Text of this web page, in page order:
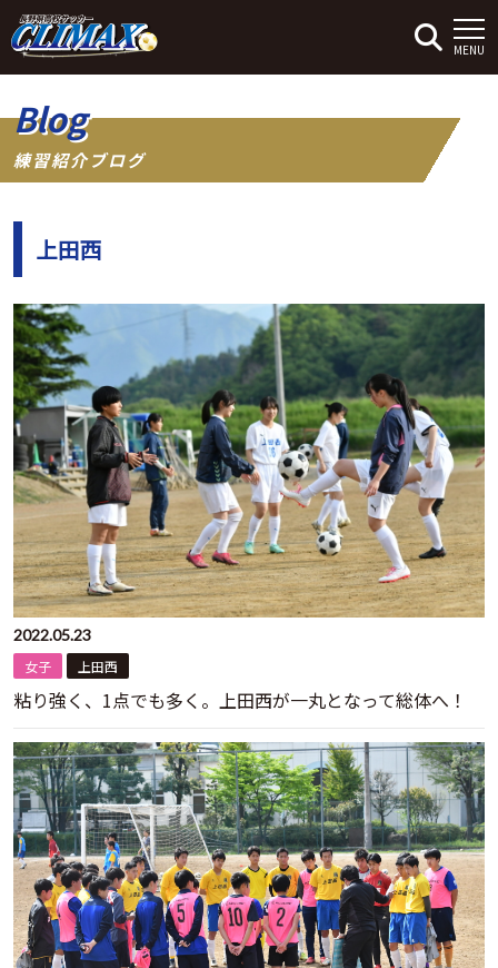
MENU
Blog
練習紹介ブログ
上田西
2022.05.23
女子
上田西
粘り強く、1点でも多く。上田西が一丸となって総体へ！